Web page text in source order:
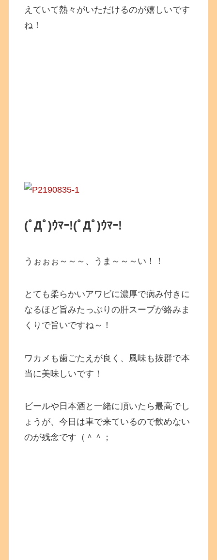
えていて熱々がいただけるのが嬉しいです
ね！
(ﾟДﾟ)ｳﾏｰ!(ﾟДﾟ)ｳﾏｰ!
うぉぉぉ～～～、うま～～～い！！
とても柔らかいアワビに濃厚で病み付きに
なるほど旨みたっぷりの肝スープが絡みま
くりで旨いですね～！
ワカメも歯ごたえが良く、風味も抜群で本
当に美味しいです！
ビールや日本酒と一緒に頂いたら最高でし
ょうが、今日は車で来ているので飲めない
のが残念です（＾＾；